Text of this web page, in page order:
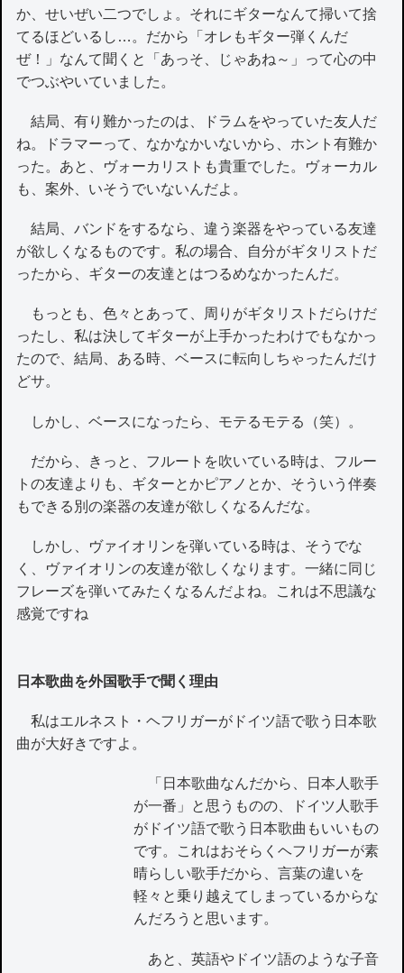
か、せいぜい二つでしょ。それにギターなんて掃いて捨
てるほどいるし…。だから「オレもギター弾くんだ
ぜ！」なんて聞くと「あっそ、じゃあね～」って心の中
でつぶやいていました。
結局、有り難かったのは、ドラムをやっていた友人だ
ね。ドラマーって、なかなかいないから、ホント有難か
った。あと、ヴォーカリストも貴重でした。ヴォーカル
も、案外、いそうでいないんだよ。
結局、バンドをするなら、違う楽器をやっている友達
が欲しくなるものです。私の場合、自分がギタリストだ
ったから、ギターの友達とはつるめなかったんだ。
もっとも、色々とあって、周りがギタリストだらけだ
ったし、私は決してギターが上手かったわけでもなかっ
たので、結局、ある時、ベースに転向しちゃったんだけ
どサ。
しかし、ベースになったら、モテるモテる（笑）。
だから、きっと、フルートを吹いている時は、フルー
トの友達よりも、ギターとかピアノとか、そういう伴奏
もできる別の楽器の友達が欲しくなるんだな。
しかし、ヴァイオリンを弾いている時は、そうでな
く、ヴァイオリンの友達が欲しくなります。一緒に同じ
フレーズを弾いてみたくなるんだよね。これは不思議な
感覚ですね
日本歌曲を外国歌手で聞く理由
私はエルネスト・ヘフリガーがドイツ語で歌う日本歌
曲が大好きですよ。
「日本歌曲なんだから、日本人歌手
が一番」と思うものの、ドイツ人歌手
がドイツ語で歌う日本歌曲もいいもの
です。これはおそらくヘフリガーが素
晴らしい歌手だから、言葉の違いを
軽々と乗り越えてしまっているからな
んだろうと思います。
あと、英語やドイツ語のような子音